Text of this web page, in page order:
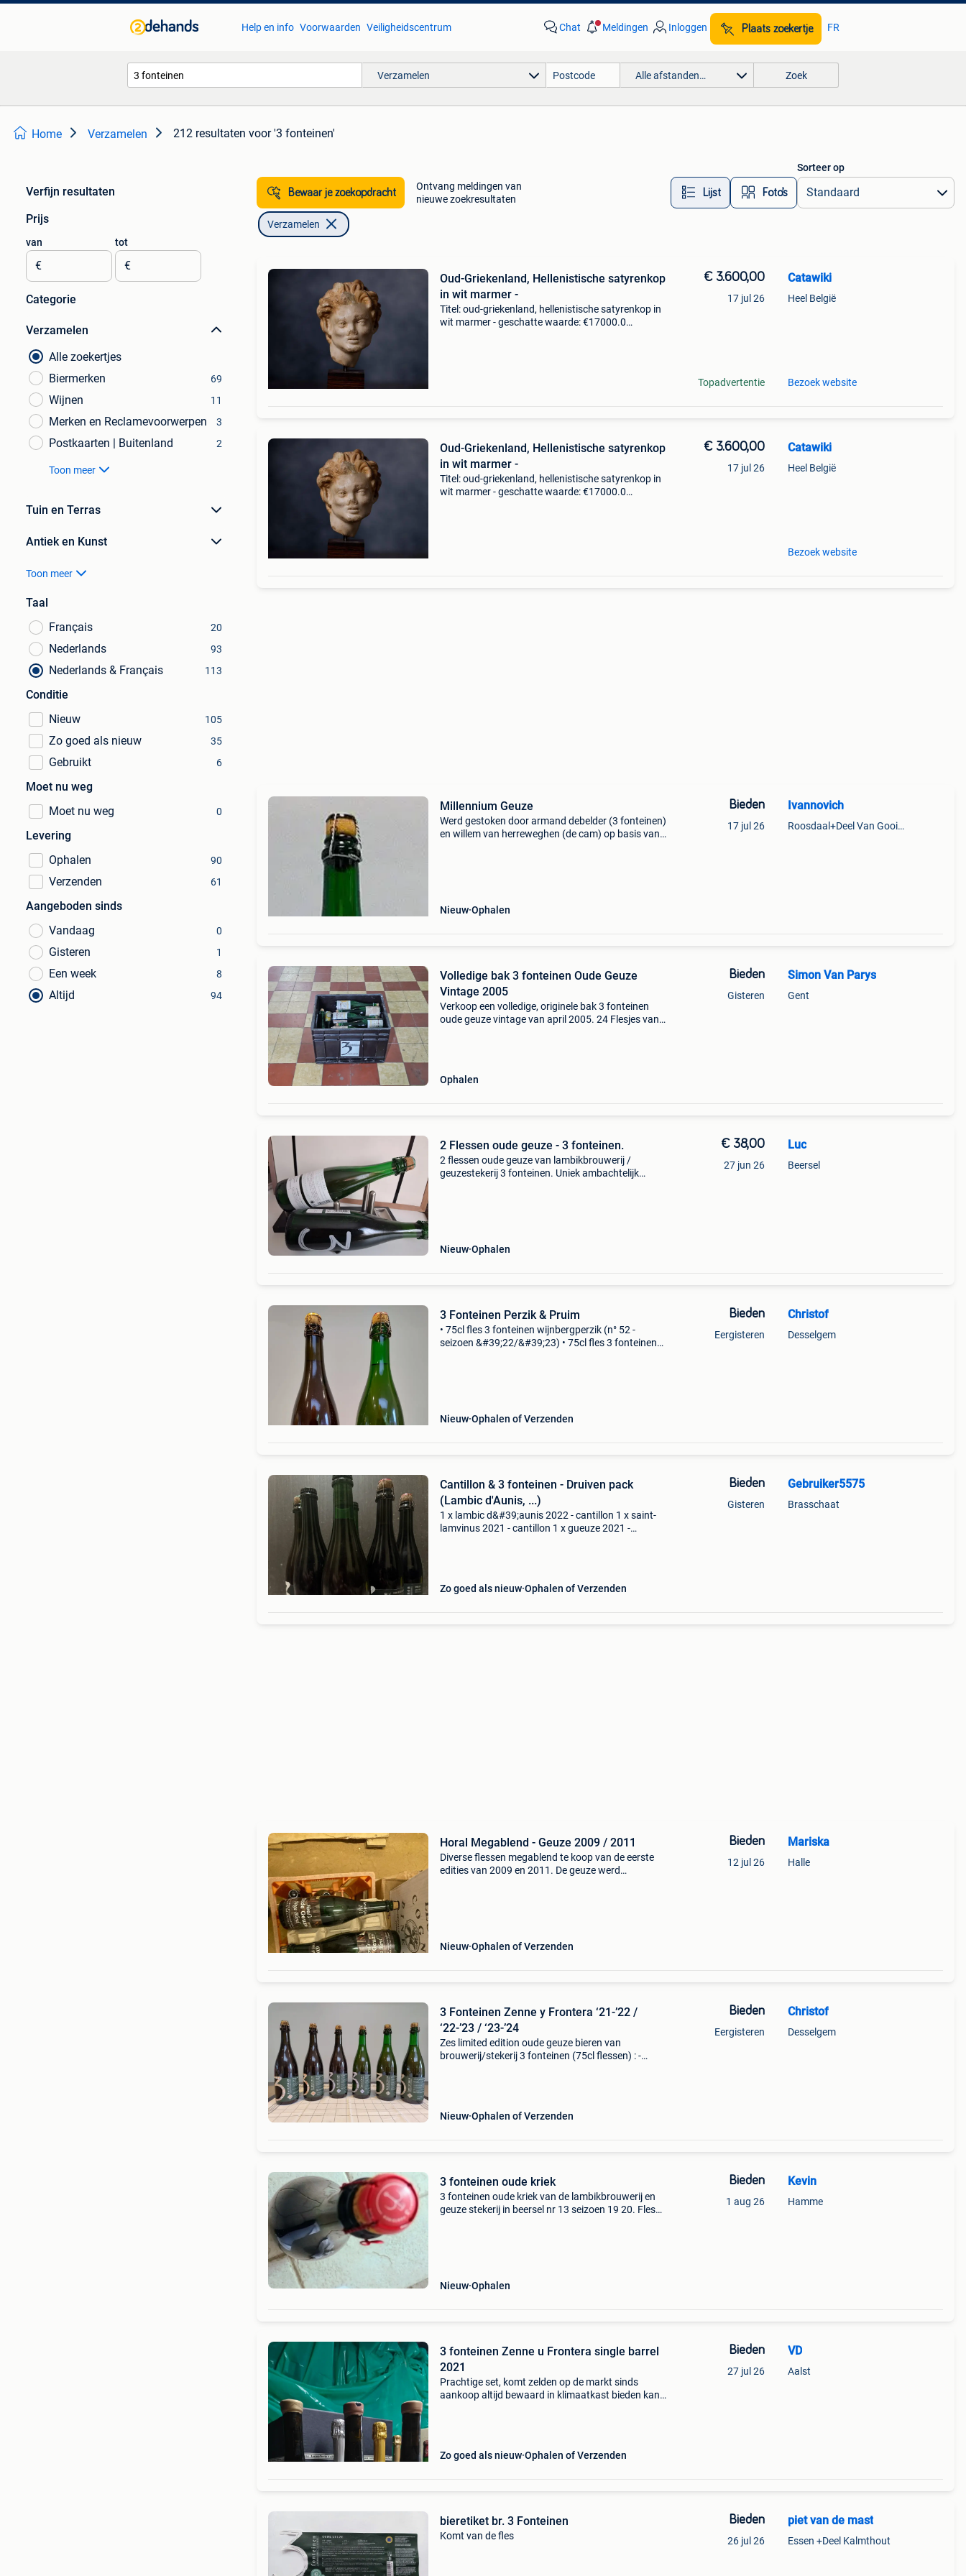
Help en info Voorwaarden Veiligheidscentrum Chat Meldingen Inloggen Plaats zoekertje FR
Verzamelen Alle afstanden… Zoek
Home Verzamelen 212 resultaten voor '3 fonteinen'
Verfijn resultaten
Prijs
van
€
tot
€
Categorie
Verzamelen
Alle zoekertjes
Biermerken
69
Wijnen 11
Merken en Reclamevoorwerpen 3
Postkaarten | Buitenland 2
Toon meer
Tuin en Terras
Antiek en Kunst
Toon meer
Taal
Français
20
Nederlands 93
Nederlands & Français 113
Conditie
Nieuw
105
Zo goed als nieuw 35
Gebruikt 6
Moet nu weg
Moet nu weg
0
Levering
Ophalen
90
Verzenden 61
Aangeboden sinds
Vandaag
0
Gisteren 1
Een week 8
Altijd 94
Bewaar je zoekopdracht
Ontvang meldingen van
nieuwe zoekresultaten
Lijst Foto’s
Sorteer op
Verzamelen
Oud-Griekenland, Hellenistische satyrenkop
in wit marmer -
Titel: oud-griekenland, hellenistische satyrenkop in
wit marmer - geschatte waarde: €17000.0
€ 3.600,00
17 jul 26
Topadvertentie
Catawiki
Heel België
Bezoek website
Oud-Griekenland, Hellenistische satyrenkop
in wit marmer -
Titel: oud-griekenland, hellenistische satyrenkop in
wit marmer - geschatte waarde: €17000.0
€ 3.600,00
17 jul 26
Catawiki
Heel België
Bezoek website
Millennium Geuze
Werd gestoken door armand debelder (3 fonteinen)
en willem van herreweghen (de cam) op basis van
Nieuw Ophalen
Bieden
17 jul 26
Ivannovich
Roosdaal+Deel Van Gooik En Sint-Kwintens-Lennik
Volledige bak 3 fonteinen Oude Geuze
Vintage 2005
Verkoop een volledige, originele bak 3 fonteinen
oude geuze vintage van april 2005. 24 Flesjes van
Ophalen
Bieden
Gisteren
Simon Van Parys
Gent
2 Flessen oude geuze - 3 fonteinen.
2 flessen oude geuze van lambikbrouwerij /
geuzestekerij 3 fonteinen. Uniek ambachtelijk
Nieuw Ophalen
€ 38,00
27 jun 26
Luc
Beersel
3 Fonteinen Perzik & Pruim
• 75cl fles 3 fonteinen wijnbergperzik (n° 52 -
seizoen &#39;22/&#39;23) • 75cl fles 3 fonteinen
Nieuw Ophalen of Verzenden
Bieden
Eergisteren
Christof
Desselgem
Cantillon & 3 fonteinen - Druiven pack
(Lambic d'Aunis, ...)
1 x lambic d&#39;aunis 2022 - cantillon 1 x saint-
lamvinus 2021 - cantillon 1 x gueuze 2021 -
Zo goed als nieuw Ophalen of Verzenden
Bieden
Gisteren
Gebruiker5575
Brasschaat
Horal Megablend - Geuze 2009 / 2011
Diverse flessen megablend te koop van de eerste
edities van 2009 en 2011. De geuze werd
Nieuw Ophalen of Verzenden
Bieden
12 jul 26
Mariska
Halle
3 Fonteinen Zenne y Frontera ‘21-’22 /
‘22-’23 / ‘23-’24
Zes limited edition oude geuze bieren van
brouwerij/stekerij 3 fonteinen (75cl flessen) : -
Nieuw Ophalen of Verzenden
Bieden
Eergisteren
Christof
Desselgem
3 fonteinen oude kriek
3 fonteinen oude kriek van de lambikbrouwerij en
geuze stekerij in beersel nr 13 seizoen 19 20. Fles
Nieuw Ophalen
Bieden
1 aug 26
Kevin
Hamme
3 fonteinen Zenne u Frontera single barrel
2021
Prachtige set, komt zelden op de markt sinds
aankoop altijd bewaard in klimaatkast bieden kan
Zo goed als nieuw Ophalen of Verzenden
Bieden
27 jul 26
VD
Aalst
bieretiket br. 3 Fonteinen
Komt van de fles
Bieden
26 jul 26
piet van de mast
Essen +Deel Kalmthout